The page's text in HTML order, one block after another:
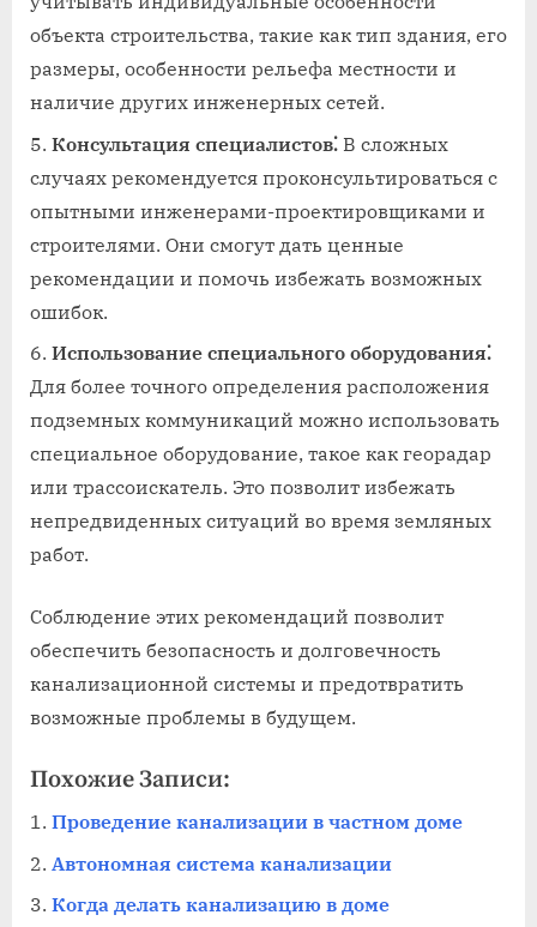
объекта строительства, такие как тип здания, его
размеры, особенности рельефа местности и
наличие других инженерных сетей.
Консультация специалистов⁚ В сложных
случаях рекомендуется проконсультироваться с
опытными инженерами-проектировщиками и
строителями. Они смогут дать ценные
рекомендации и помочь избежать возможных
ошибок.
Использование специального оборудования⁚
Для более точного определения расположения
подземных коммуникаций можно использовать
специальное оборудование, такое как георадар
или трассоискатель. Это позволит избежать
непредвиденных ситуаций во время земляных
работ.
Соблюдение этих рекомендаций позволит
обеспечить безопасность и долговечность
канализационной системы и предотвратить
возможные проблемы в будущем.
Похожие Записи:
Проведение канализации в частном доме
Автономная система канализации
Когда делать канализацию в доме